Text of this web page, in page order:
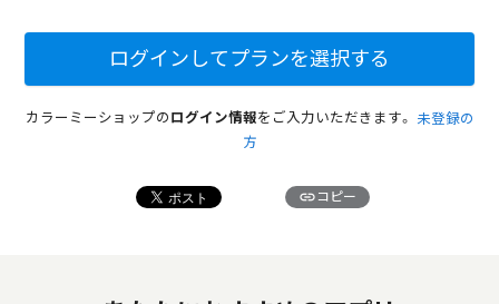
ログインしてプランを選択する
カラーミーショップの ログイン情報をご入力いただきます。 未登録の
方
linkコピー